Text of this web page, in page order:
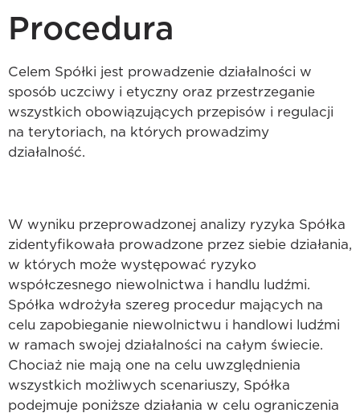
Procedura
Celem Spółki jest prowadzenie działalności w
sposób uczciwy i etyczny oraz przestrzeganie
wszystkich obowiązujących przepisów i regulacji
na terytoriach, na których prowadzimy
działalność.
W wyniku przeprowadzonej analizy ryzyka Spółka
zidentyfikowała prowadzone przez siebie działania,
w których może występować ryzyko
współczesnego niewolnictwa i handlu ludźmi.
Spółka wdrożyła szereg procedur mających na
celu zapobieganie niewolnictwu i handlowi ludźmi
w ramach swojej działalności na całym świecie.
Chociaż nie mają one na celu uwzględnienia
wszystkich możliwych scenariuszy, Spółka
podejmuje poniższe działania w celu ograniczenia